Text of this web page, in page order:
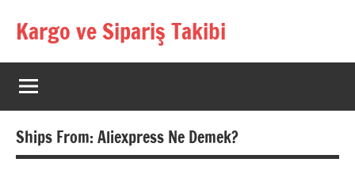
Kargo ve Sipariş Takibi
Kargo
Takip
Rehberi
Ships From: Aliexpress Ne Demek?